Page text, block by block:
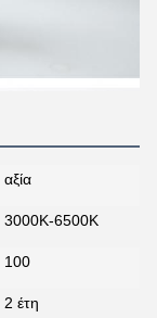
αξία
3000K-6500K
100
2 έτη